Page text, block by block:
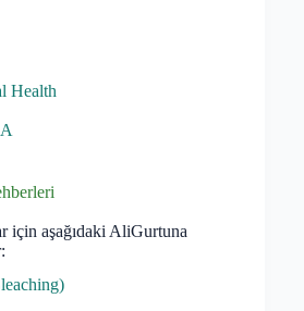
Health
için aşağıdaki AliGurtuna